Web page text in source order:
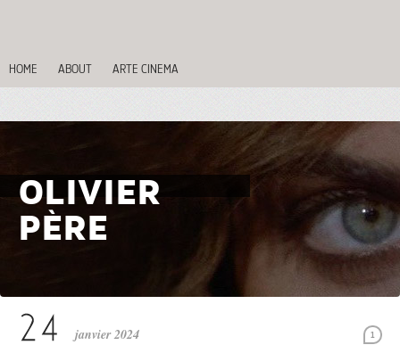
HOME ABOUT ARTE CINEMA
OLIVIER
PÈRE
1
janvier 2024